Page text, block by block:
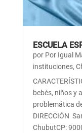
ESCUELA
por Por Igual
instituciones,
bebés, niños y
problemática
DIRECCIÓN
ChubutCP: